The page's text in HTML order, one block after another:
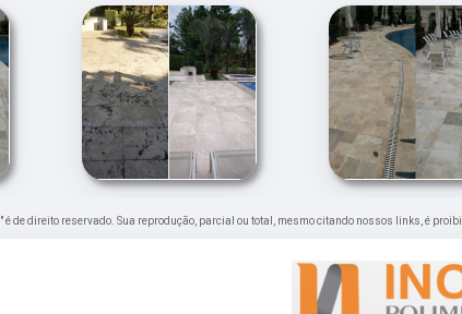
" é de direito reservado. Sua reprodução, parcial ou total, mesmo citando nossos links, é